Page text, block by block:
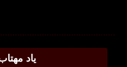
یاد مهتاب